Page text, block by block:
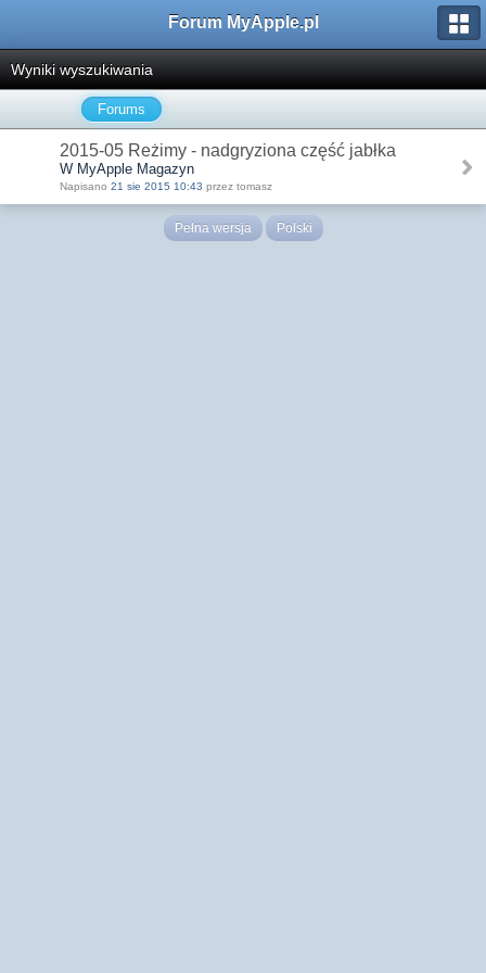
Forum MyApple.pl
Wyniki wyszukiwania
Forums
2015-05 Reżimy - nadgryziona część jabłka
W MyApple Magazyn
Napisano 21 sie 2015 10:43 przez tomasz
Pełna wersja Polski